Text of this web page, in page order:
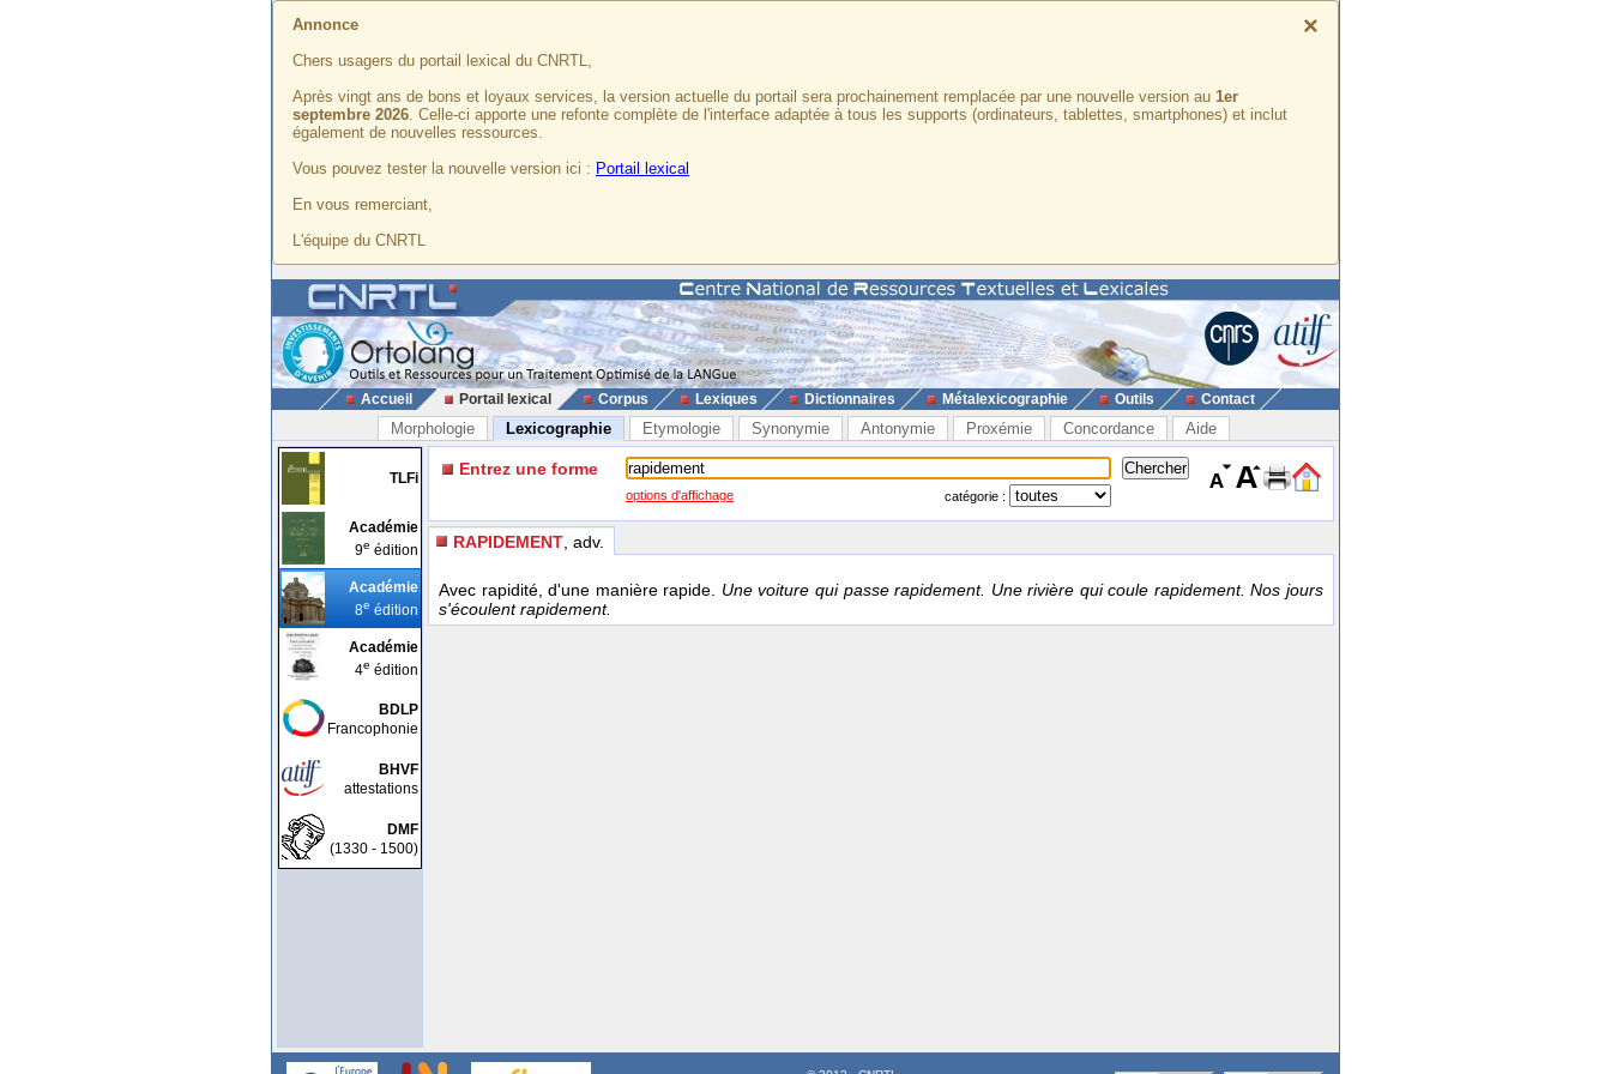
×
Annonce
Chers usagers du portail lexical du CNRTL,
Après vingt ans de bons et loyaux services, la version actuelle du portail sera prochainement remplacée par une nouvelle version au 1er
septembre 2026. Celle-ci apporte une refonte complète de l'interface adaptée à tous les supports (ordinateurs, tablettes, smartphones) et inclut
également de nouvelles ressources.
Vous pouvez tester la nouvelle version ici : Portail lexical
En vous remerciant,
L'équipe du CNRTL
Accueil Portail lexical Corpus Lexiques Dictionnaires Métalexicographie Outils Contact
Morphologie Lexicographie Etymologie Synonymie Antonymie Proxémie Concordance Aide
TLFi
Académie
9e édition
Académie
8e édition
Académie
4e édition
BDLP
Francophonie
BHVF
attestations
DMF
(1330 - 1500)
Entrez une forme
options d'affichage catégorie :
RAPIDEMENT , adv.
Avec rapidité, d'une manière rapide. Une voiture qui passe rapidement. Une rivière qui coule rapidement. Nos jours
s'écoulent rapidement.